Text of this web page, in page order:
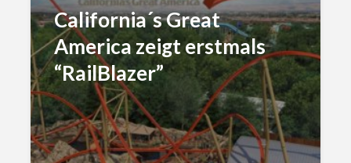
California´s Great
America zeigt erstmals
“RailBlazer”